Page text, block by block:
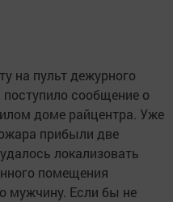
на пульт дежурного
сообщение о
доме райцентра. Уже
прибыли две
локализовать
помещения
мужчину. Если бы не